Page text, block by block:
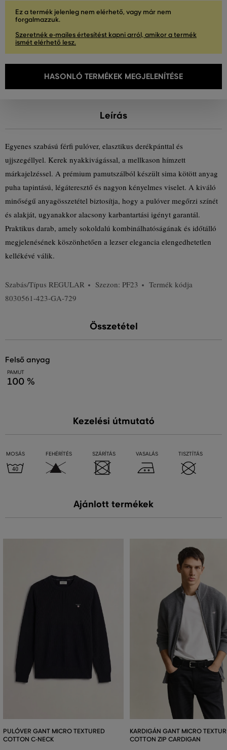
Ez a termék jelenleg nem elérhető, vagy már nem
forgalmazzuk.
Szeretnék e-mailes értesítést kapni arról, amikor a termék
ismét elérhető lesz.
HASONLÓ TERMÉKEK MEGJELENÍTÉSE
Leírás
Egyenes szabású férfi pulóver, elasztikus derékpánttal és
ujjszegéllyel. Kerek nyakkivágással, a mellkason hímzett
márkajelzéssel. A prémium pamutszálból készült sima kötött anyag
puha tapintású, légáteresztő és nagyon kényelmes viselet. A kiváló
minőségű anyagösszetétel biztosítja, hogy a pulóver megőrzi színét
és alakját, ugyanakkor alacsony karbantartási igényt garantál.
Praktikus darab, amely sokoldalú kombinálhatóságának és időtálló
megjelenésének köszönhetően a lezser elegancia elengedhetetlen
kellékévé válik.
Szabás/Típus REGULAR Szezon: PF23
Termék kódja
8030561-423-GA-729
Összetétel
felső anyag
PAMUT
100 %
Kezelési útmutató
MOSÁS FEHÉRÍTÉS SZÁRÍTÁS VASALÁS TISZTÍTÁS
Ajánlott termékek
PULÓVER GANT MICRO TEXTURED
COTTON C-NECK
KARDIGÁN GANT MICRO
COTTON ZIP CARDIGAN